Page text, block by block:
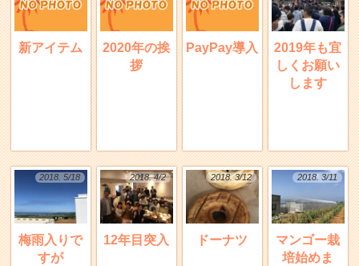
新アイテム
2020年の挨
拶
PayPay導入
2019年も宜
しくお願い
します
2018. 5/18
梅雨入りで
すが
2018. 4/2
12年目突入
2018. 3/12
ドーナツ
2018. 3/11
マンゴー栽
培始めま